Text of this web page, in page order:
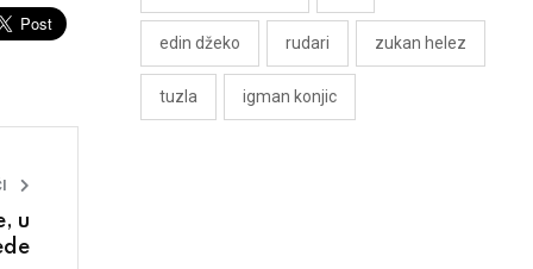
u
edin džeko rudari zukan helez
tuzla igman konjic